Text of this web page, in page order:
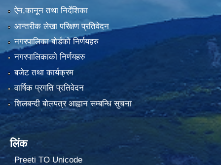
ऐन,कानून तथा निर्देशिका
आन्तरीक लेखा परिक्षण प्रतिवेदन
नगरपालिका बोर्डको निर्णयहरु
नगरपालिकाको निर्णयहरु
बजेट तथा कार्यक्रम
वार्षिक प्रगति प्रतिवेदन
शिलबन्दी बोलपत्र आह्वान सम्बन्धि सुचना
लिंक
Preeti TO Unicode